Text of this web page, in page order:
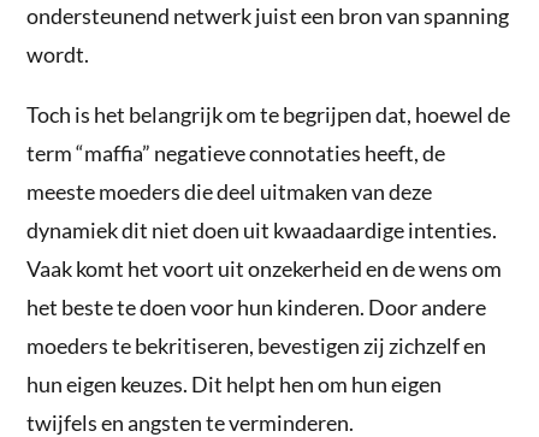
ondersteunend netwerk juist een bron van spanning
wordt.
Toch is het belangrijk om te begrijpen dat, hoewel de
term “maffia” negatieve connotaties heeft, de
meeste moeders die deel uitmaken van deze
dynamiek dit niet doen uit kwaadaardige intenties.
Vaak komt het voort uit onzekerheid en de wens om
het beste te doen voor hun kinderen. Door andere
moeders te bekritiseren, bevestigen zij zichzelf en
hun eigen keuzes. Dit helpt hen om hun eigen
twijfels en angsten te verminderen.